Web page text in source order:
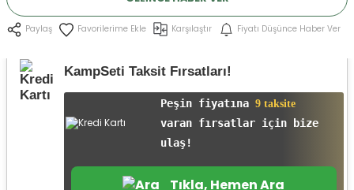
Paylaş Karşılaştır Fiyatı Düşünce Haber Ver
KampSeti Taksit Fırsatları!
Peşin fiyatına 9 taksite
varan fırsatlar için bize
ulaş!
Tıkla, Hemen Ara